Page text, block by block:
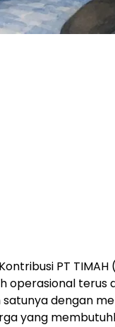
Kontribusi PT
operasional terus
satunya dengan
yang